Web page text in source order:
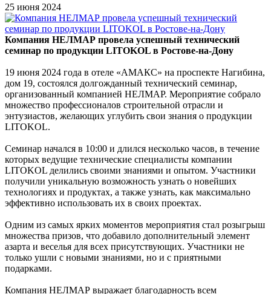
25 июня 2024
Компания НЕЛМАР провела успешный технический
семинар по продукции LITOKOL в Ростове-на-Дону
19 июня 2024 года в отеле «АМАКС» на проспекте Нагибина,
дом 19, состоялся долгожданный технический семинар,
организованный компанией НЕЛМАР. Мероприятие собрало
множество профессионалов строительной отрасли и
энтузиастов, желающих углубить свои знания о продукции
LITOKOL.
Семинар начался в 10:00 и длился несколько часов, в течение
которых ведущие технические специалисты компании
LITOKOL делились своими знаниями и опытом. Участники
получили уникальную возможность узнать о новейших
технологиях и продуктах, а также узнать, как максимально
эффективно использовать их в своих проектах.
Одним из самых ярких моментов мероприятия стал розыгрыш
множества призов, что добавило дополнительный элемент
азарта и веселья для всех присутствующих. Участники не
только ушли с новыми знаниями, но и с приятными
подарками.
Компания НЕЛМАР выражает благодарность всем